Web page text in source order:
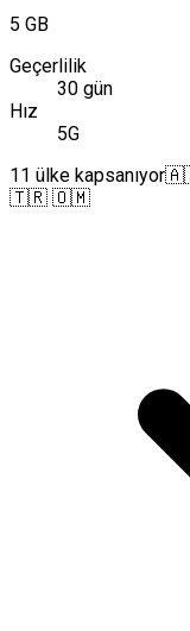
5 GB
Geçerlilik
30 gün
Hız
5G
11 ülke kapsanıyor
🇹🇷 🇴🇲